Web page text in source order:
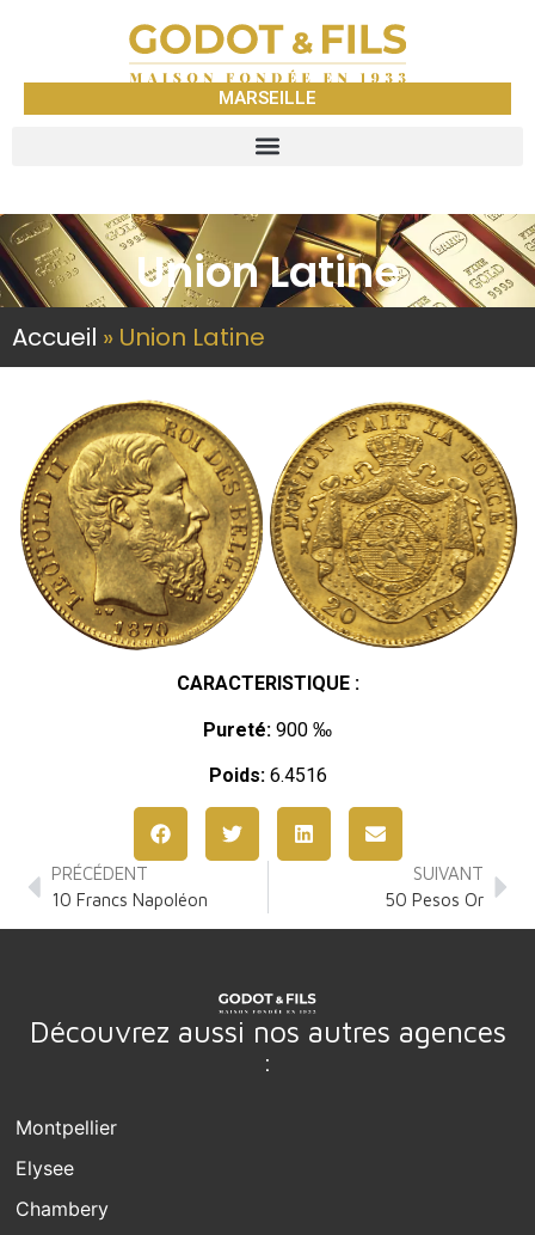
MARSEILLE
Union Latine
Accueil » Union Latine
CARACTERISTIQUE :
Pureté: 900 ‰
Poids:6.4516
PRÉCÉDENT
10 Francs Napoléon
SUIVANT
50 Pesos Or
Découvrez aussi nos autres agences
:
Montpellier
Elysee
Chambery